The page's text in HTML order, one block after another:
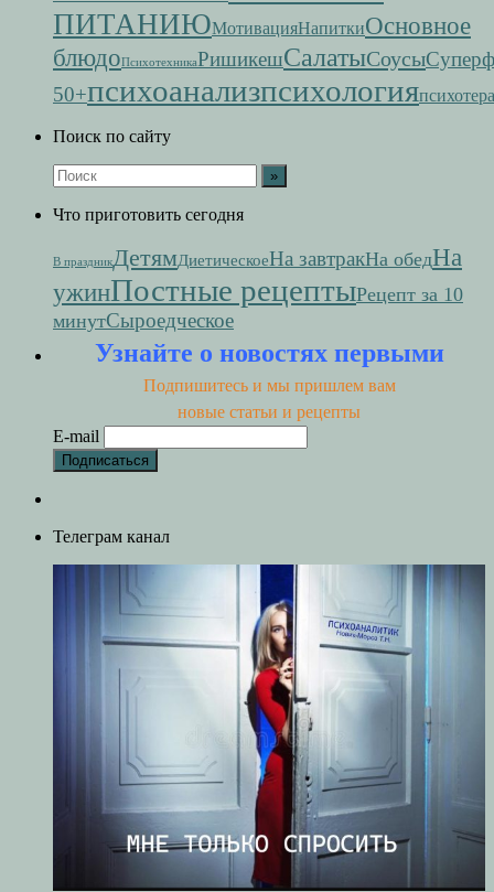
ПИТАНИЮМотивацияНапиткиОсновное
блюдоПсихотехникаРишикешСалатыСоусы
50+психоанализпсихология
Поиск по сайту
Что приготовить сегодня
В праздникДетямДиетическоеНа завтракНа обедНа
ужинПостные рецептыРецепт за 10
минутСыроедческое
Узнайте о новостях первыми
Подпишитесь и мы пришлем вам
новые статьи и рецепты
E-mail
Телеграм канал